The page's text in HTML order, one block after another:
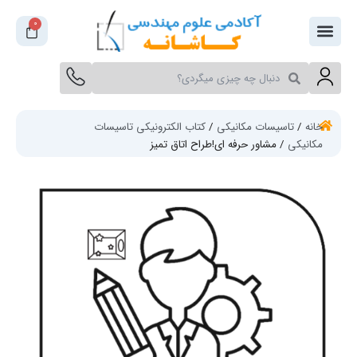
محتوا
0
سبد
خرید
جستجو
کنید
جستجو
کنید
خانه /تاسیسات مکانیکی /کتاب الکترونیکی تاسیسات
مکانیکی / مشاور حرفه ای!طراح اتاق تمیز